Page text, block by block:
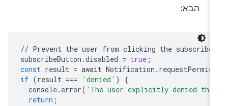
הבא:
// Prevent the user from clicking the subscribe
subscribeButton.disabled = true
const result = await Notification.
if (result === 'denied'
console.error('The user explicitly denied the
return